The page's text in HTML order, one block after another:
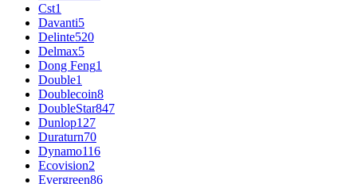
Cst1
Davanti5
Delinte520
Delmax5
Dong Feng1
Double1
Doublecoin8
DoubleStar847
Dunlop127
Duraturn70
Dynamo116
Ecovision2
Evergreen86